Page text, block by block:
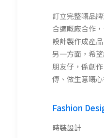
訂立完整嘅品
合適嘅廠合作
設計製作成產
另一方面，希
朋友仔，係創
傳、做生意嘅
Fashion
時裝設計